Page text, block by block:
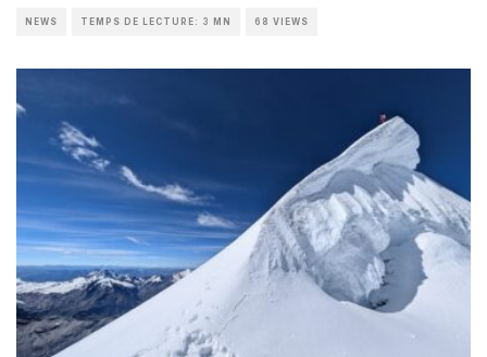
NEWS TEMPS DE LECTURE: 3 MN 68 VIEWS